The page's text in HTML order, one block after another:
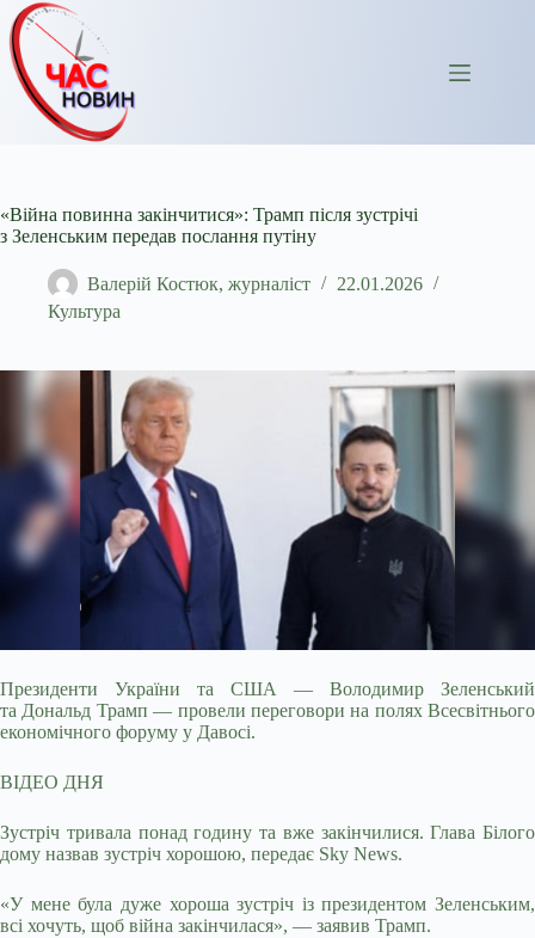
Перейти
до
вмісту
«Війна повинна закінчитися»: Трамп після зустрічі
з Зеленським передав послання путіну
Валерій Костюк, журналіст
22.01.2026
Культура
Президенти України та США — Володимир Зеленський
та Дональд Трамп — провели переговори на полях Всесвітнього
економічного форуму у Давосі.
ВІДЕО ДНЯ
Зустріч тривала понад годину та вже закінчилися. Глава Білого
дому назвав зустріч хорошою, передає Sky News.
«У мене була дуже хороша зустріч із президентом Зеленським,
всі хочуть, щоб війна закінчилася», — заявив Трамп.